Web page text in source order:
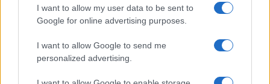
I want to allow my user data to be sent to
Google for online advertising purposes.
I want to allow Google to send me
personalized advertising.